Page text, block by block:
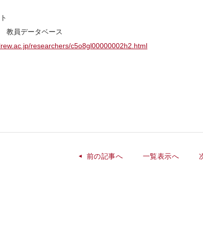
教員データベース
researchers/c5o8gl00000002h2.html
前の記事へ 一覧表示へ